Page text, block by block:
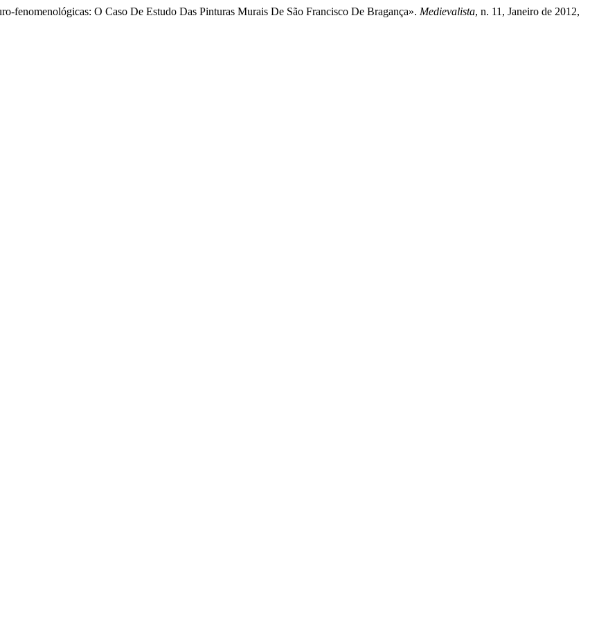
fenomenológicas: O Caso De Estudo Das Pinturas Murais De São Francisco De Bragança». Medievalista, n. 11, Janeiro de 2012,